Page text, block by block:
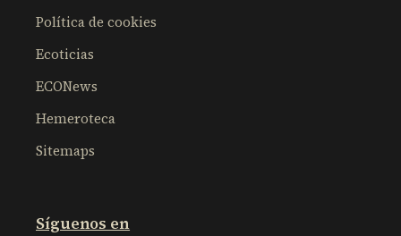
Política de cookies
Ecoticias
ECONews
Hemeroteca
Sitemaps
Síguenos en